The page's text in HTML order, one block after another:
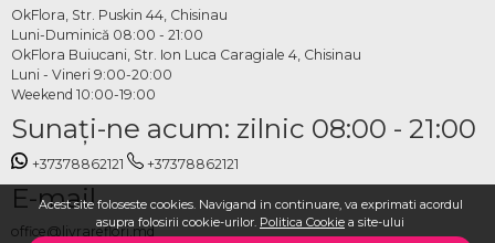
Acest site foloseste cookies. Navigand in continuare, va exprimati acordul
asupra folosirii cookie-urilor. Politica Cookie a site-ului
OkFlora, Str. Puskin 44, Chisinau
Luni-Duminică 08:00 - 21:00
OkFlora Buiucani, Str. Ion Luca Caragiale 4, Chisinau
Luni - Vineri 9:00-20:00
Weekend 10:00-19:00
Sunaţi-ne acum: zilnic 08:00 - 21:00
+37378862121 +37378862121
E-mail
office@livrareflori.md